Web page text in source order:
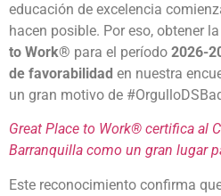
educación de excelencia
hacen posible. Por eso, obtener
to Work® para el período 2026-
de favorabilidad en nuestra
un gran motivo de
Great Place to Work® certifica al
Barranquilla como un gran lugar
Este reconocimiento confirma